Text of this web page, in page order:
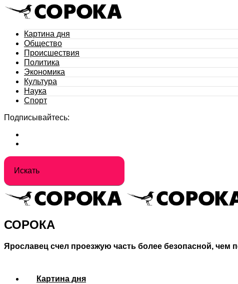
Картина дня
Общество
Происшествия
Политика
Экономика
Культура
Наука
Спорт
Подписывайтесь:
СОРОКА
Ярославец счел проезжую часть более безопасной,
Картина дня